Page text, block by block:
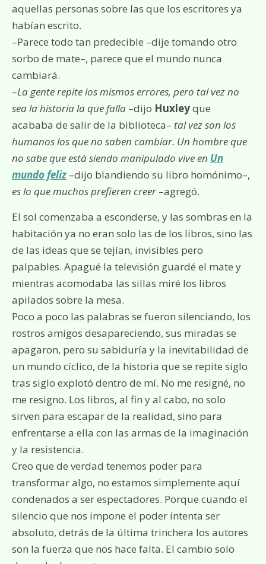
aquellas personas sobre las que los escritores ya
habían escrito.
–Parece todo tan predecible –dije tomando otro
sorbo de mate–, parece que el mundo nunca
cambiará.
–La gente repite los mismos errores, pero tal vez no
sea la historia la que falla –dijo Huxleyque
acababa de salir de la biblioteca– tal vez son los
humanos los que no saben cambiar. Un hombre que
no sabe que está siendo manipulado vive en Un
mundo feliz –dijo blandiendo su libro homónimo–,
es lo que muchos prefieren creer –agregó.
El sol comenzaba a esconderse, y las sombras en la
habitación ya no eran solo las de los libros, sino las
de las ideas que se tejían, invisibles pero
palpables. Apagué la televisión guardé el mate y
mientras acomodaba las sillas miré los libros
apilados sobre la mesa.
Poco a poco las palabras se fueron silenciando, los
rostros amigos desapareciendo, sus miradas se
apagaron, pero su sabiduría y la inevitabilidad de
un mundo cíclico, de la historia que se repite siglo
tras siglo explotó dentro de mí. No me resigné, no
me resigno. Los libros, al fin y al cabo, no solo
sirven para escapar de la realidad, sino para
enfrentarse a ella con las armas de la imaginación
y la resistencia.
Creo que de verdad tenemos poder para
transformar algo, no estamos simplemente aquí
condenados a ser espectadores. Porque cuando el
silencio que nos impone el poder intenta ser
absoluto, detrás de la última trinchera los autores
son la fuerza que nos hace falta. El cambio solo